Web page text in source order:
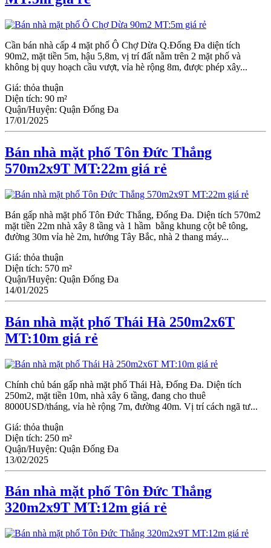
Cần bán nhà cấp 4 mặt phố Ô Chợ Dừa Q.Đống Đa diện tích
90m2, mặt tiền 5m, hậu 5,8m, vị trí đất nằm trên 2 mặt phố và
không bị quy hoạch cầu vượt, vỉa hè rộng 8m, được phép xây...
Giá: thỏa thuận
Diện tích: 90 m²
Quận/Huyện: Quận Đống Đa
17/01/2025
Bán nhà mặt phố Tôn Đức Thắng
570m2x9T MT:22m giá rẻ
Bán gấp nhà mặt phố Tôn Đức Thắng, Đống Đa. Diện tích 570m2
mặt tiền 22m nhà xây 8 tầng và 1 hầm bằng khung cột bê tông,
đường 30m vỉa hè 2m, hướng Tây Bắc, nhà 2 thang máy...
Giá: thỏa thuận
Diện tích: 570 m²
Quận/Huyện: Quận Đống Đa
14/01/2025
Bán nhà mặt phố Thái Hà 250m2x6T
MT:10m giá rẻ
Chính chủ bán gấp nhà mặt phố Thái Hà, Đống Đa. Diện tích
250m2, mặt tiền 10m, nhà xây 6 tầng, đang cho thuê
8000USD/tháng, vỉa hè rộng 7m, đường 40m. Vị trí cách ngã tư...
Giá: thỏa thuận
Diện tích: 250 m²
Quận/Huyện: Quận Đống Đa
13/02/2025
Bán nhà mặt phố Tôn Đức Thắng
320m2x9T MT:12m giá rẻ